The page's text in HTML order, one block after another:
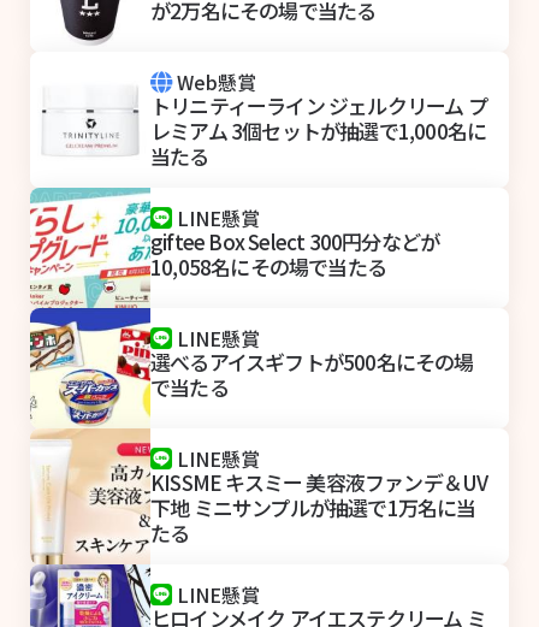
が2万名にその場で当たる
Web懸賞
トリニティーライン ジェルクリーム プ
レミアム 3個セットが抽選で1,000名に
当たる
LINE懸賞
giftee Box Select 300円分などが
10,058名にその場で当たる
LINE懸賞
選べるアイスギフトが500名にその場
で当たる
LINE懸賞
KISSME キスミー 美容液ファンデ＆UV
下地 ミニサンプルが抽選で1万名に当
たる
LINE懸賞
ヒロインメイク アイエステクリーム ミ